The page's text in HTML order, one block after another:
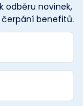
odběru novinek,
benefitů.